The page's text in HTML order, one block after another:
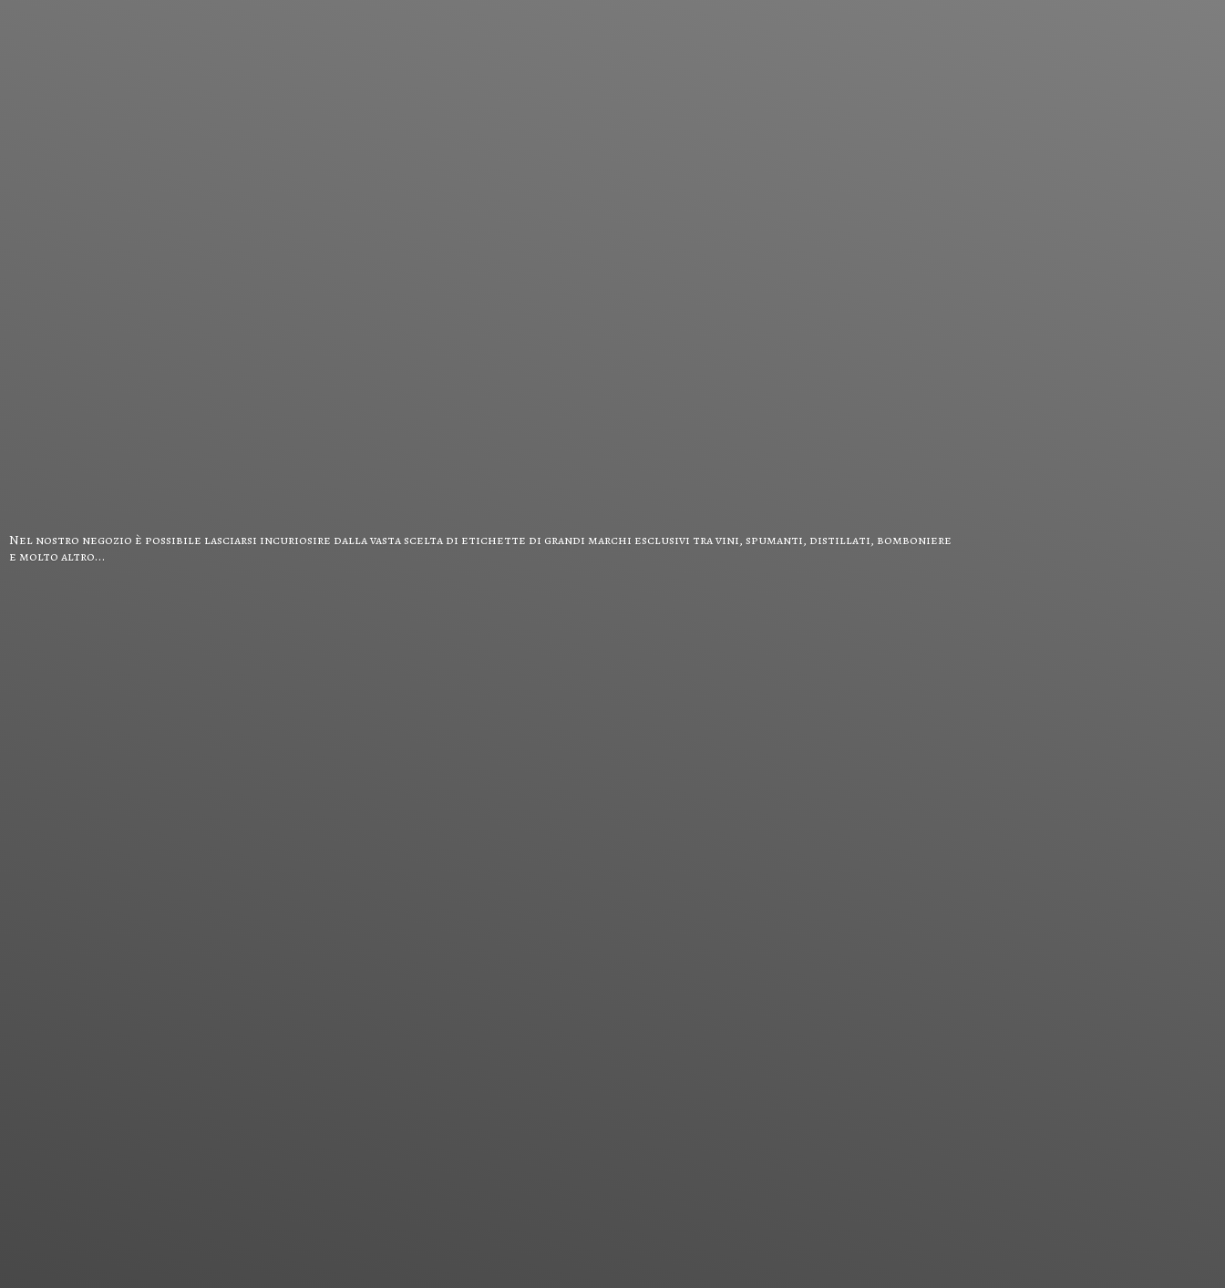
Nel nostro negozio è possibile lasciarsi incuriosire dalla vasta scelta di etichette di grandi marchi esclusivi tra vini, spumanti, distillati, bomboniere
e molto altro...